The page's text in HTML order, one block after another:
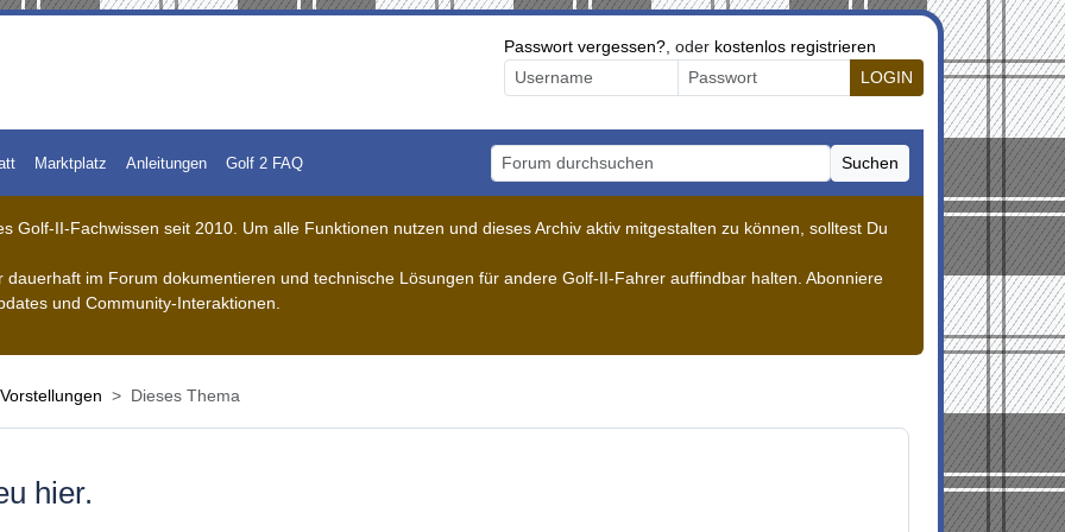
Passwort vergessen? , oder kostenlos registrieren
LOGIN
Marktplatz Anleitungen Golf 2 FAQ
Forum durchsuchen
Suchen
Golf-II-Fachwissen seit 2010. Um alle Funktionen nutzen und dieses Archiv aktiv mitgestalten zu können, solltest Du
im Forum dokumentieren und technische Lösungen für andere Golf-II-Fahrer auffindbar halten. Abonniere
und Community-Interaktionen.
Vorstellungen Dieses Thema
hier.